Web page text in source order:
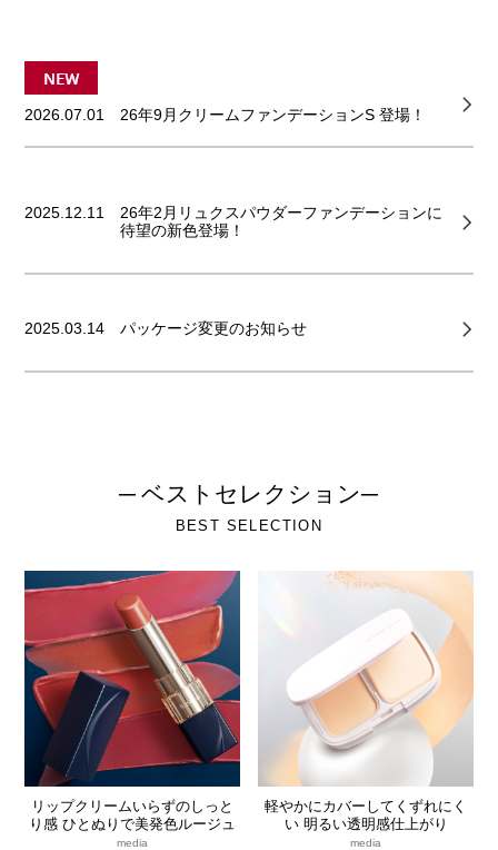
2026.07.01 26年9月クリームファンデーションS 登場！
2025.12.11 26年2月リュクスパウダーファンデーションに
待望の新色登場！
2025.03.14パッケージ変更のお知らせ
─ ベストセレクション─
BEST SELECTION
リップクリームいらずのしっと
り感 ひとぬりで美発色ルージュ
media
軽やかにカバーしてくずれにく
い明るい透明感仕上がり
media